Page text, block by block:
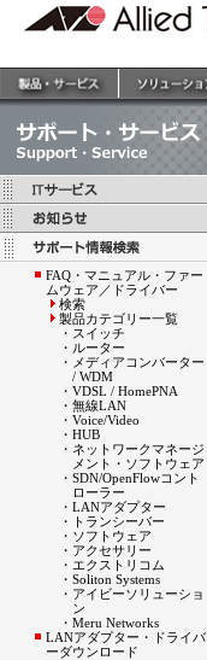
FAQ・マニュアル・ファー
ムウェア／ドライバー
検索
製品カテゴリー一覧
・ スイッチ
・ ルーター
・ メディアコンバーター
/ WDM
・ VDSL / HomePNA
・ 無線LAN
・ Voice/Video
・ HUB
・ ネットワークマネージ
メント・ソフトウェア
・ SDN/OpenFlowコント
ローラー
・ LANアダプター
・
トランシーバー
・ ソフトウェア
・ アクセサリー
・ エクストリコム
・ Soliton Systems
・ アイビーソリューショ
ン
・ Meru Networks
LANアダプター・ドライバ
ーダウンロード